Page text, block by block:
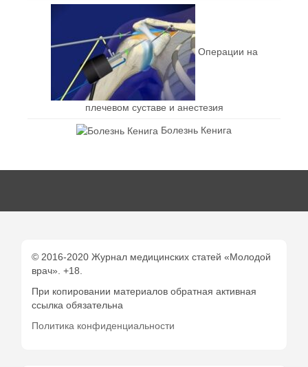
Операции на
плечевом суставе и анестезия
Болезнь Кенига
© 2016-2020 Журнал медицинских статей «Молодой
врач». +18.
При копировании материалов обратная активная
ссылка обязательна
Политика конфиденциальности